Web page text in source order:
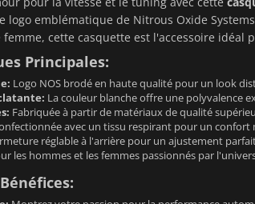
logo emblématique de Nitrous Oxide
cette casquette est l'accessoire
Principales:
Logo NOS brodé en haute qualité pour un look
La couleur blanche offre une polyvalence
Fabriquée à partir de matériaux de qualité
avec un tissu respirant pour un confort
réglable à l'arrière pour un ajustement
les hommes et les femmes passionnés par